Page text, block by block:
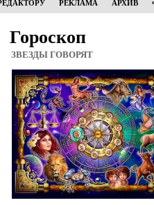
РЕКЛАМА АРХИВ
Гороскоп
ЗВЕЗДЫ ГОВОРЯТ